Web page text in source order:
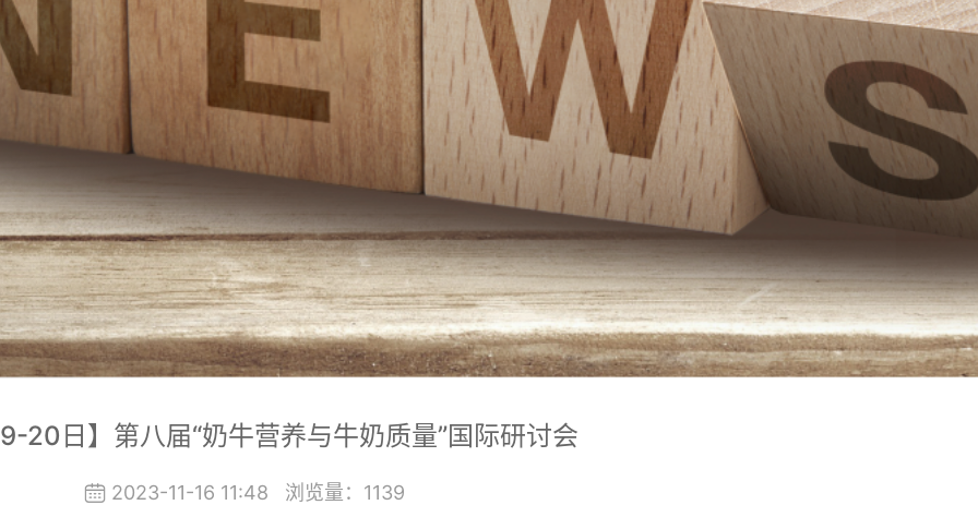
20日】第八届“奶牛营养与牛奶质量”国际研讨会
2023-11-16 11:48 浏览量： 1139